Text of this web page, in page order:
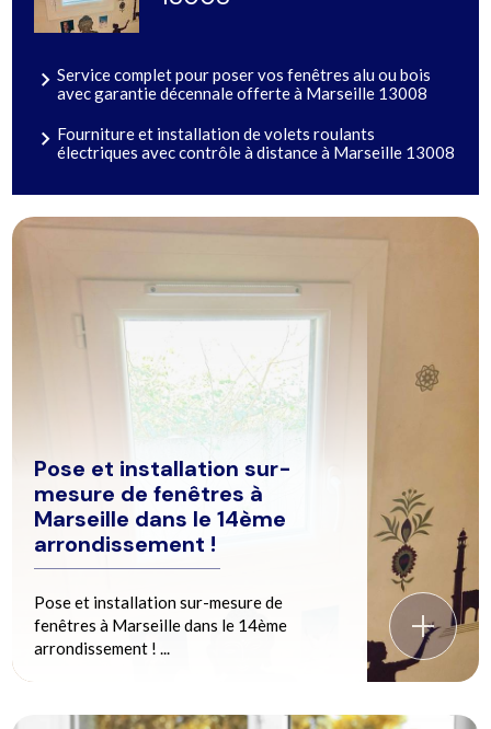
Service complet pour poser vos fenêtres alu ou bois
avec garantie décennale offerte à Marseille 13008
Fourniture et installation de volets roulants
électriques avec contrôle à distance à Marseille 13008
Pose et installation sur-
mesure de fenêtres à
Marseille dans le 14ème
arrondissement !
Pose et installation sur-mesure de
fenêtres à Marseille dans le 14ème
arrondissement ! ...